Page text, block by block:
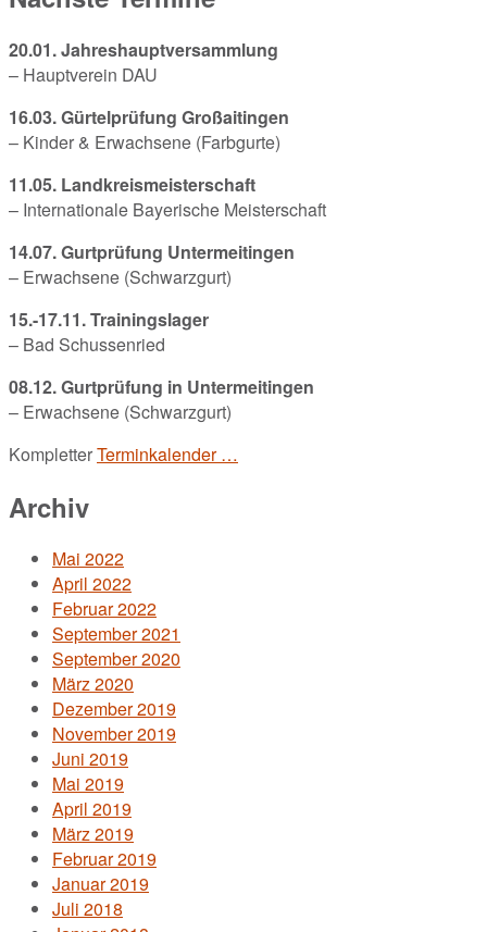
20.01. Jahreshauptversammlung
– Hauptverein DAU
16.03. Gürtelprüfung Großaitingen
– Kinder & Erwachsene (Farbgurte)
11.05. Landkreismeisterschaft
– Internationale Bayerische Meisterschaft
14.07. Gurtprüfung Untermeitingen
– Erwachsene (Schwarzgurt)
15.-17.11. Trainingslager
– Bad Schussenried
08.12. Gurtprüfung in Untermeitingen
– Erwachsene (Schwarzgurt)
KompletterTerminkalender …
Archiv
Mai 2022
April 2022
Februar 2022
September 2021
September 2020
März 2020
Dezember 2019
November 2019
Juni 2019
Mai 2019
April 2019
März 2019
Februar 2019
Januar 2019
Juli 2018